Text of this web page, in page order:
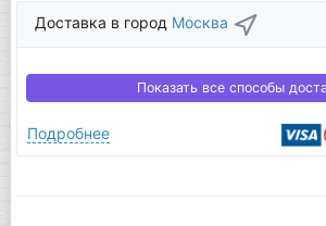
Доставка в город Москва
Показать все способы
Подробнее